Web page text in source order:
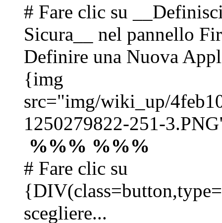
# Fare clic su
Sicura__ nel pannello
Definire una Nuova
{img
src="img/wiki_up/
1250279822-251-
%%% %%%
# Fare clic su
scegliere...